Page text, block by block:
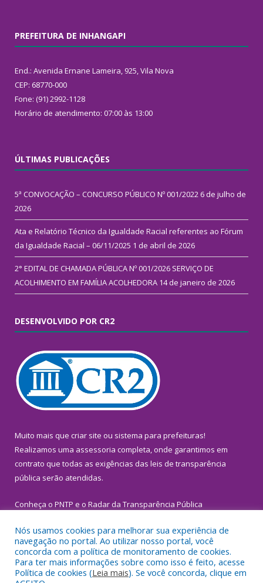
PREFEITURA DE INHANGAPI
End.: Avenida Ernane Lameira, 925, Vila Nova
CEP: 68770-000
Fone: (91) 2992-1128
Horário de atendimento: 07:00 às 13:00
ÚLTIMAS PUBLICAÇÕES
5ª CONVOCAÇÃO – CONCURSO PÚBLICO Nº 001/2022 6 de julho de
2026
Ata e Relatório Técnico da Igualdade Racial referentes ao Fórum
da Igualdade Racial – 06/11/2025 1 de abril de 2026
2° EDITAL DE CHAMADA PÚBLICA Nº 001/2026 SERVIÇO DE
ACOLHIMENTO EM FAMÍLIA ACOLHEDORA 14 de janeiro de 2026
DESENVOLVIDO POR CR2
Muito mais que criar site ou sistema para prefeituras!
Realizamos uma assessoria completa, onde garantimos em
contrato que todas as exigências das leis de transparência
pública serão atendidas.
Conheça o PNTP e o Radar da Transparência Pública
Todos os direitos reservados a Prefeitura Municipal de
Inhangapi.
Nós usamos cookies para melhorar sua experiência de
navegação no portal. Ao utilizar nosso portal, você
concorda com a política de monitoramento de cookies.
Para ter mais informações sobre como isso é feito, acesse
Política de cookies (Leia mais). Se você concorda, clique em